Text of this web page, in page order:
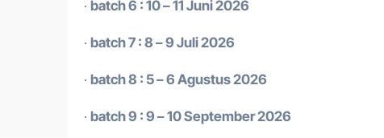
· batch 6 : 10 – 11 Juni 2026
· batch 7 : 8 – 9 Juli 2026
· batch 8 : 5 – 6 Agustus 2026
· batch 9 : 9 – 10 September 2026